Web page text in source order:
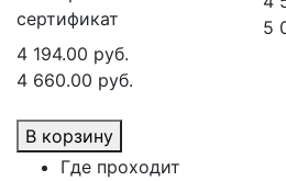
сертификат
4 194.00 руб.
4 660.00 руб.
5
В корзину
Где проходит